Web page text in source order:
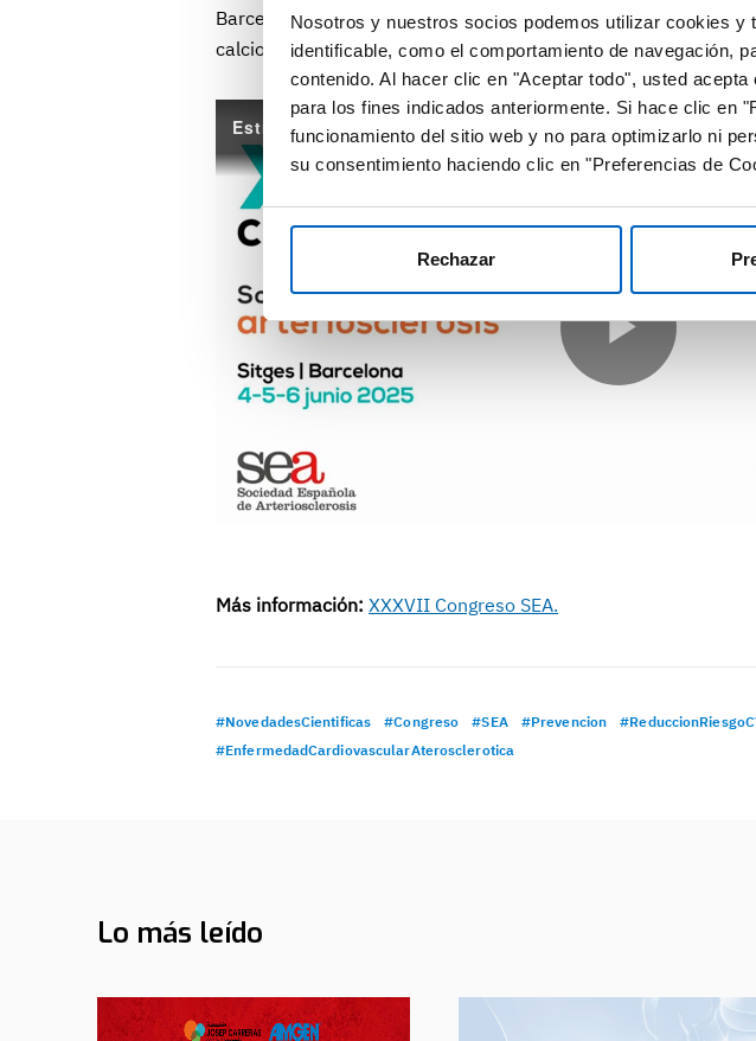
Nosotros y nuestros socios podemos utilizar cookies
identificable, como el comportamiento de navegación,
contenido. Al hacer clic en "Aceptar todo", usted
para los fines indicados anteriormente. Si hace clic en
funcionamiento del sitio web y no para optimizarlo ni
su consentimiento haciendo clic en "Preferencias de
Rechazar
Barcelona, reiteró la importancia del continuum de riesgo en
calcio coronario como predictor de eventos.
Más información: XXXVII Congreso SEA.
#NovedadesCientificas #Congreso #SEA #Prevencion
#EnfermedadCardiovascularAterosclerotica
Lo más leído